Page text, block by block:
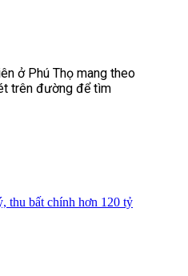
ở Phú Thọ mang theo
trên đường để tìm
thu bất chính hơn 120 tỷ